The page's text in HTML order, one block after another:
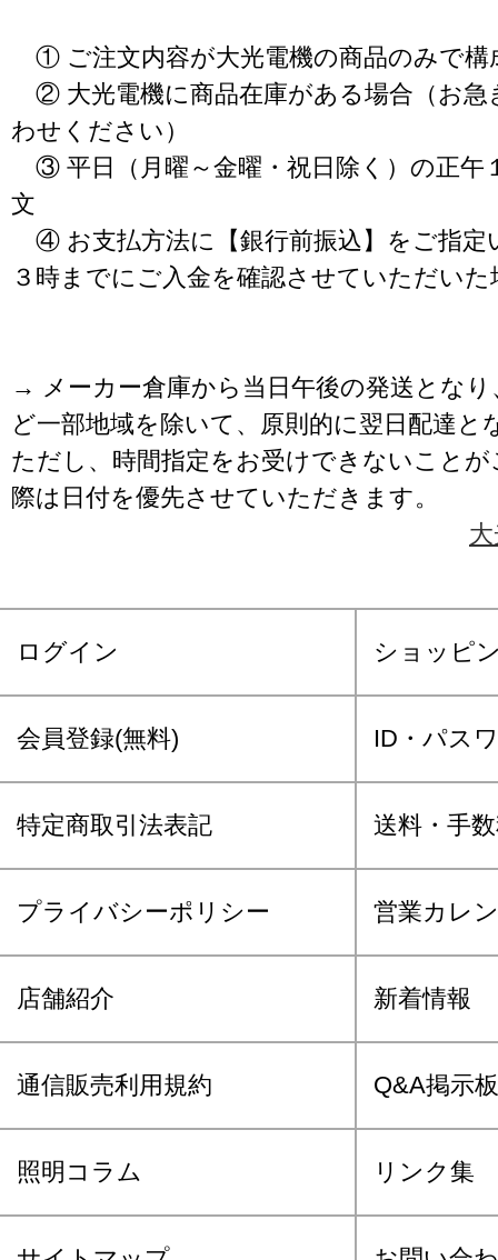
① ご注文内容が大光電機の商品のみで構
② 大光電機に商品在庫がある場合（お急
わせください）
③ 平日（月曜～金曜・祝日除く）の正午
文
④ お支払方法に【銀行前振込】をご指定
３時までにご入金を確認させていただいた
→ メーカー倉庫から当日午後の発送となり
ど一部地域を除いて、原則的に翌日配達と
ただし、時間指定をお受けできないこと
際は日付を優先させていただきます。
ログイン ショッピ
会員登録(無料) ID・パス
特定商取引法表記 送料・手
プライバシーポリシー 営業カレ
店舗紹介 新着情報
通信販売利用規約 Q&A掲示板
照明コラム リンク集